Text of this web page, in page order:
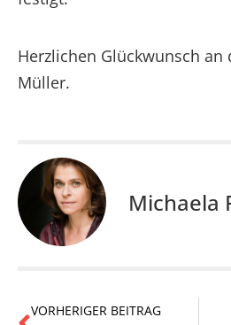
Herzlichen Glückwunsch an
Müller.
Michaela
VORHERIGER BEITRAG